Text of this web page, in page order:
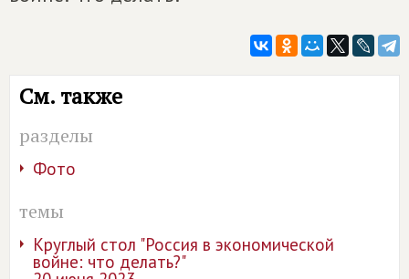
См. также
разделы
Фото
темы
Круглый стол "Россия в экономической
войне: что делать?"